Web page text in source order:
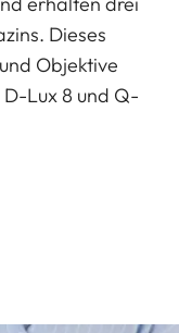
Dieses
Objektive
Lux 8 und Q-